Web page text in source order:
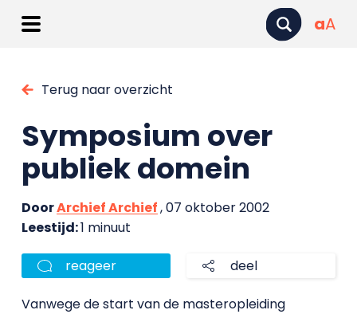
aA
Terug naar overzicht
Symposium over
publiek domein
DoorArchief Archief, 07 oktober 2002
Leestijd:1 minuut
reageer deel
Vanwege de start van de masteropleiding